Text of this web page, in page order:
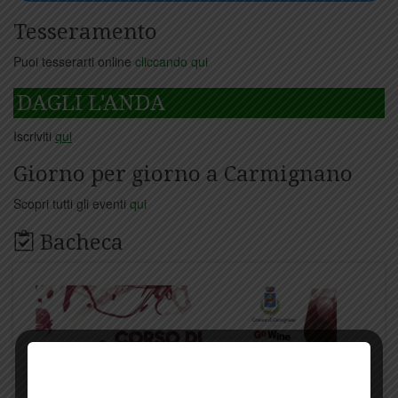
Tesseramento
Puoi tesserarti online cliccando qui
DAGLI L'ANDA
Iscriviti qui
Giorno per giorno a Carmignano
Scopri tutti gli eventi qui
Bacheca